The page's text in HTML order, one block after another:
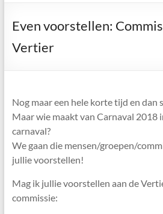
Keien
Algemene
Waalrese
Keien
Even voorstellen:
Vertier
Nog maar een hele korte tijd en dan
Maar wie maakt van Carnaval 2018
carnaval?
We gaan die mensen/groepen/
jullie voorstellen!
Mag ik jullie voorstellen aan de
commissie: